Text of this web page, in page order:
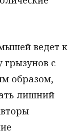
ведет к
с
образом,
лишний